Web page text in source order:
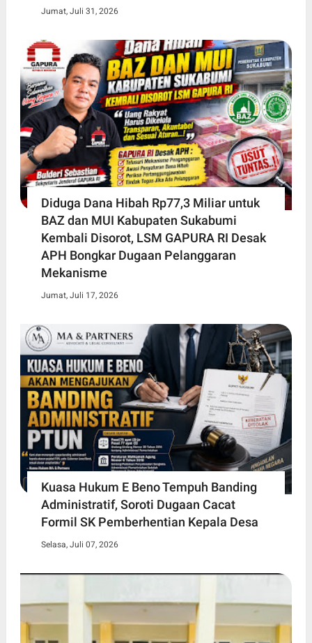
Jumat, Juli 31, 2026
Diduga Dana Hibah Rp77,3 Miliar untuk
BAZ dan MUI Kabupaten Sukabumi
Kembali Disorot, LSM GAPURA RI Desak
APH Bongkar Dugaan Pelanggaran
Mekanisme
Jumat, Juli 17, 2026
Kuasa Hukum E Beno Tempuh Banding
Administratif, Soroti Dugaan Cacat
Formil SK Pemberhentian Kepala Desa
Selasa, Juli 07, 2026